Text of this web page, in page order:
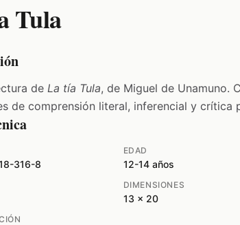
Tula
de La tía Tula, de Miguel de Unamuno.
de comprensión literal, inferencial y crítica
316-8
EDAD
12-14 años
DIMENSIONES
13 x 20